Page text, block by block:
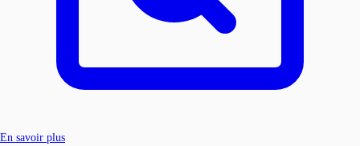
En savoir plus